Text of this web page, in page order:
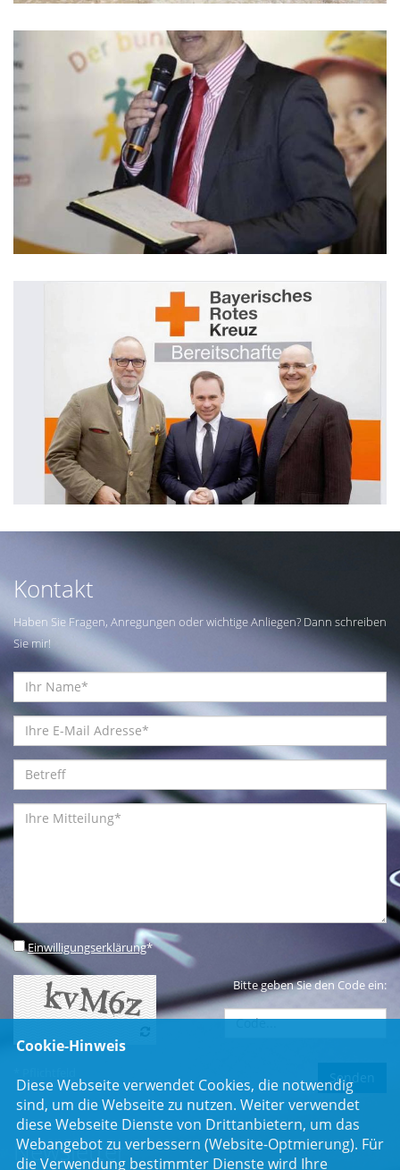
Kontakt
Haben Sie Fragen, Anregungen oder wichtige Anliegen? Dann schreiben
Sie mir!
Einwilligungserklärung*
Bitte geben Sie den Code ein:
Newsletter
Cookie-Hinweis
Diese Webseite verwendet Cookies, die notwendig
sind, um die Webseite zu nutzen. Weiter verwendet
diese Webseite Dienste von Drittanbietern, um das
Webangebot zu verbessern (Website-Optmierung). Für
die Verwendung bestimmter Dienste wird Ihre